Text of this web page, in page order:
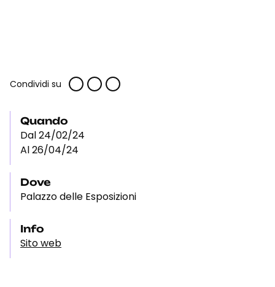
Condividi su
Quando
Dal 24/02/24
Al 26/04/24
Dove
Palazzo delle Esposizioni
Info
Sito web